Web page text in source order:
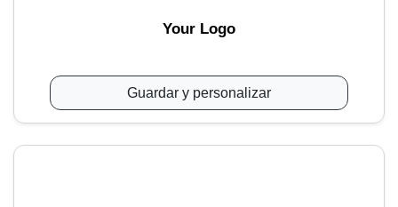
Your Logo
Guardar y personalizar